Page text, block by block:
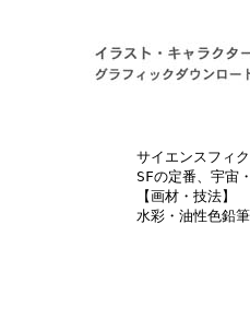
サイエンスフィ
SFの定番、宇宙
【画材・技法】
水彩・油性色鉛